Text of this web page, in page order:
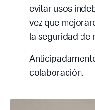
evitar usos
vez que
la seguridad de
colaboración.